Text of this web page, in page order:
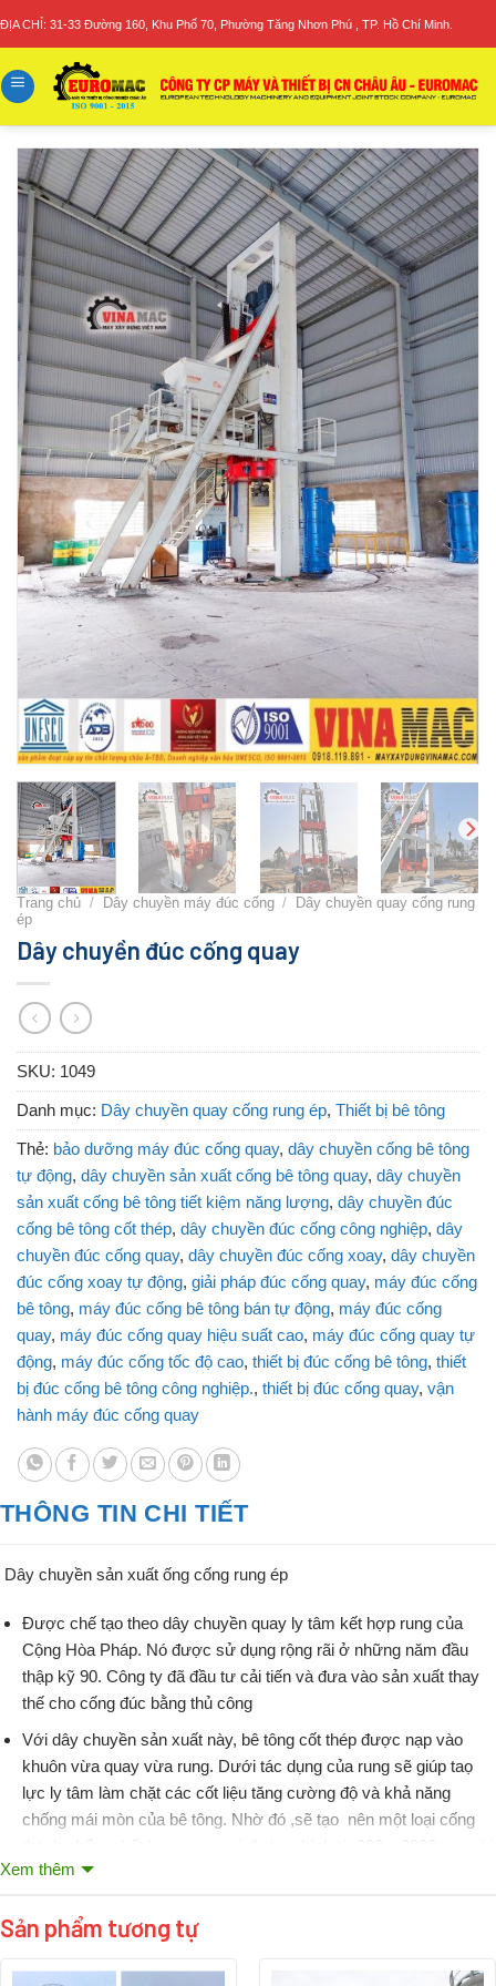
ĐỊA CHỈ: 31-33 Đường 160, Khu Phố 70, Phường Tăng Nhơn Phú , TP. Hồ Chí Minh.
Trang chủ / Dây chuyền máy đúc cống /
Dây chuyền quay cống rung
ép
Dây chuyền đúc cống quay
SKU: 1049
Danh mục: Dây chuyền quay cống rung ép, Thiết bị bê tông
Thẻ: bảo dưỡng máy đúc cống quay, dây chuyền cống bê tông
tự động, dây chuyền sản xuất cống bê tông quay, dây chuyền
sản xuất cống bê tông tiết kiệm năng lượng, dây chuyền đúc
cống bê tông cốt thép, dây chuyền đúc cống công nghiệp, dây
chuyền đúc cống quay, dây chuyền đúc cống xoay, dây chuyền
đúc cống xoay tự động, giải pháp đúc cống quay, máy đúc cống
bê tông, máy đúc cống bê tông bán tự động, máy đúc cống
quay, máy đúc cống quay hiệu suất cao, máy đúc cống quay tự
động, máy đúc cống tốc độ cao, thiết bị đúc cống bê tông, thiết
bị đúc cống bê tông công nghiệp., thiết bị đúc cống quay, vận
hành máy đúc cống quay
THÔNG TIN CHI TIẾT
Dây chuyền sản xuất ống cống rung ép
Được chế tạo theo dây chuyền quay ly tâm kết hợp rung của
Cộng Hòa Pháp. Nó được sử dụng rộng rãi ở những năm đầu
thập kỹ 90. Công ty đã đầu tư cải tiến và đưa vào sản xuất thay
thế cho cống đúc bằng thủ công
Với dây chuyền sản xuất này, bê tông cốt thép được nạp vào
khuôn vừa quay vừa rung. Dưới tác dụng của rung sẽ giúp taọ
lực ly tâm làm chặt các cốt liệu tăng cường độ và khả năng
chống mái mòn của bê tông. Nhờ đó ,sẽ tạo nên một loại cống
những tính năng nổi trội: Bề mặt cống nhẵn phẳng, độ nén chặt
thước hình học chính xác, lắp đặt joint kính khít, không rò rỉ, thời
Xem thêm
Sản phẩm tương tự